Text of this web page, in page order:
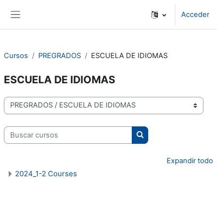
Acceder
Cursos PREGRADOS ESCUELA DE IDIOMAS
ESCUELA DE IDIOMAS
Categorías
Buscar cursos
Buscar cursos
Expandir todo
2024_1-2 Courses